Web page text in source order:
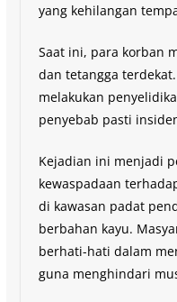
yang kehilangan
Saat ini, para korban
dan tetangga
melakukan
penyebab pasti
Kejadian ini menjadi
kewaspadaan
di kawasan padat
berbahan kayu.
berhati-hati dalam
guna menghindari